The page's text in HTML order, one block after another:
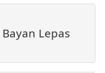
Bayan Lepas